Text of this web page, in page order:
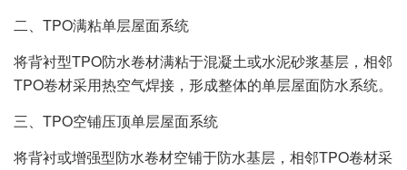
二、TPO满粘单层屋面系统
将背衬型TPO防水卷材满粘于混凝土或水泥砂浆基层，相邻
TPO卷材采用热空气焊接，形成整体的单层屋面防水系统。
三、TPO空铺压顶单层屋面系统
将背衬或增强型防水卷材空铺于防水基层，相邻TPO卷材采